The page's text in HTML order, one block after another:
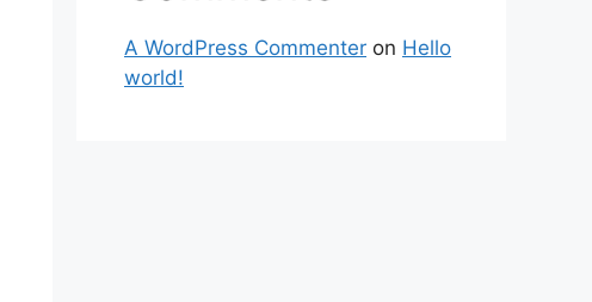
A WordPress Commenter on Hello
world!